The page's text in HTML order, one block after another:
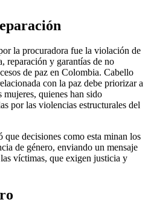
la procuradora fue la violación de
reparación y garantías de no
de paz en Colombia. Cabello
con la paz debe priorizar a
mujeres, quienes han sido
por las violencias estructurales del
decisiones como esta minan los
de género, enviando un mensaje
víctimas, que exigen justicia y